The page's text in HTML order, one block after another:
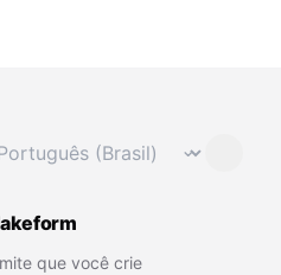
idioma ⌄
que você crie